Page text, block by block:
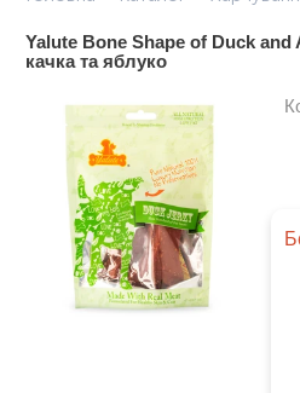
Yalute Bone Shape of Duck
качка та яблуко